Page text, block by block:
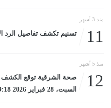
منذ 3 أشهر
11 تسنيم تكشف تفاصيل الرد
منذ 5 أشهر
12
السبت، 28 فبراير 2026 09:18 مـ